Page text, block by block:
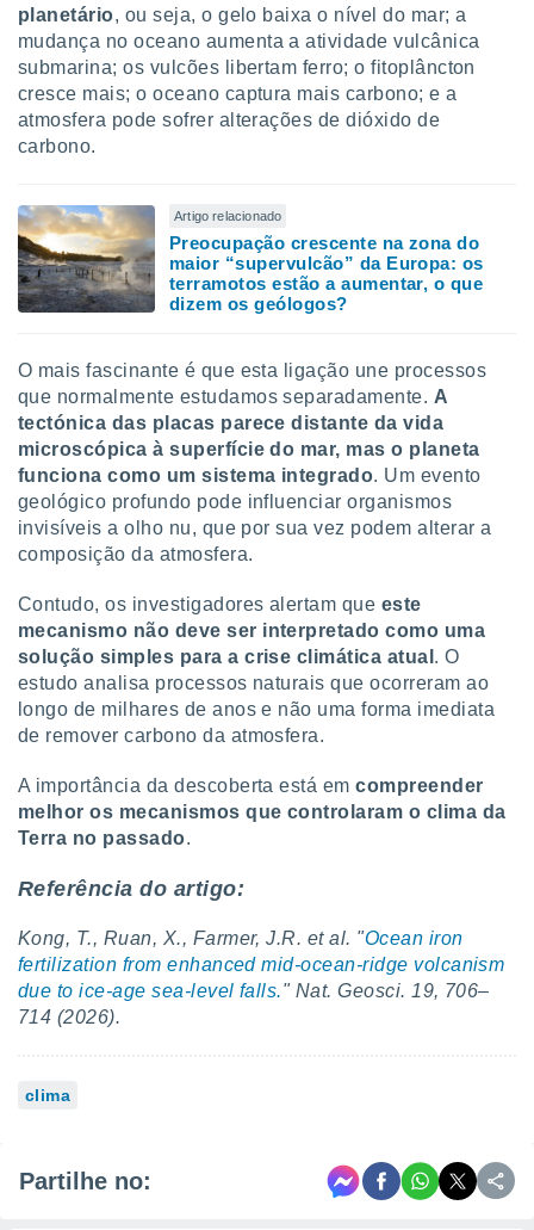
planetário, ou seja, o gelo baixa o nível do mar; a
mudança no oceano aumenta a atividade vulcânica
submarina; os vulcões libertam ferro; o fitoplâncton
cresce mais; o oceano captura mais carbono; e a
atmosfera pode sofrer alterações de dióxido de
carbono.
Artigo relacionado
Preocupação crescente na zona do
maior “supervulcão” da Europa: os
terramotos estão a aumentar, o que
dizem os geólogos?
O mais fascinante é que esta ligação une processos
que normalmente estudamos separadamente. A
tectónica das placas parece distante da vida
microscópica à superfície do mar, mas o planeta
funciona como um sistema integrado. Um evento
geológico profundo pode influenciar organismos
invisíveis a olho nu, que por sua vez podem alterar a
composição da atmosfera.
Contudo, os investigadores alertam que este
mecanismo não deve ser interpretado como uma
solução simples para a crise climática atual . O
estudo analisa processos naturais que ocorreram ao
longo de milhares de anos e não uma forma imediata
de remover carbono da atmosfera.
A importância da descoberta está emcompreender
melhor os mecanismos que controlaram o clima da
Terra no passado.
Referência do artigo:
Kong, T., Ruan, X., Farmer, J.R. et al. "Ocean iron
fertilization from enhanced mid-ocean-ridge volcanism
due to ice-age sea-level falls." Nat. Geosci. 19, 706–
714 (2026).
clima
Partilhe no: